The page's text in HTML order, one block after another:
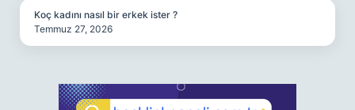
Koç kadını nasıl bir erkek ister ?
Temmuz 27, 2026